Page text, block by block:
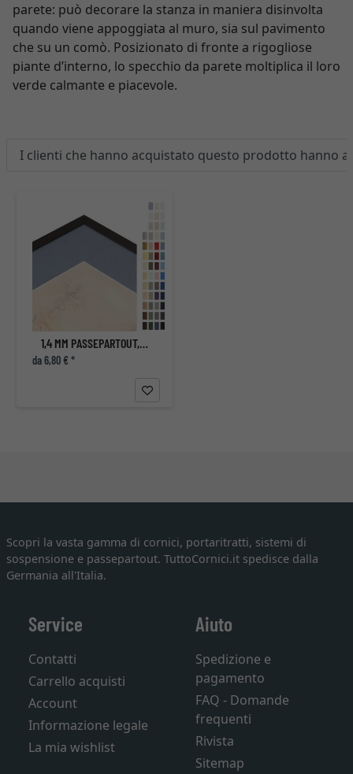
parete: può decorare la stanza in maniera disinvolta
quando viene appoggiata al muro, sia sul pavimento
che su un comò. Posizionato di fronte a rigogliose
piante d’interno, lo specchio da parete moltiplica il loro
verde calmante e piacevole.
I clienti che hanno acquistato questo prodotto hanno
1,4 MM PASSEPARTOUT, DIMENSIONI INTERNE SU MISURA
da 6,80 € *
Scopri la vasta gamma di cornici, portaritratti, sistemi di
sospensione e passepartout. TuttoCornici.it spedisce dalla
Germania all'Italia.
Service
Contatti
Carrello acquisti
Account
Informazione legale
La mia wishlist
Aiuto
Spedizione e
pagamento
FAQ - Domande
frequenti
Rivista
Sitemap